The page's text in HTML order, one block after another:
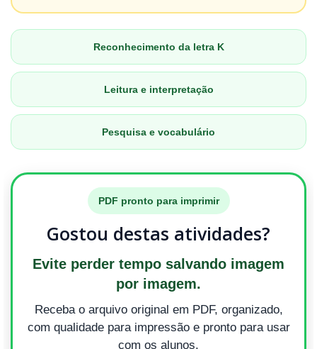
Reconhecimento da letra K
Leitura e interpretação
Pesquisa e vocabulário
PDF pronto para imprimir
Gostou destas atividades?
Evite perder tempo salvando imagem
por imagem.
Receba o arquivo original em PDF, organizado,
com qualidade para impressão e pronto para usar
com os alunos.